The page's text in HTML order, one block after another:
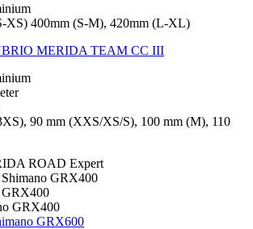
XS) 400mm (S-M), 420mm (L-XL)
MERIDA TEAM CC III
90 mm (XXS/XS/S), 100 mm (M), 110
ROAD Expert
Shimano GRX400
GRX400
GRX400
GRX600